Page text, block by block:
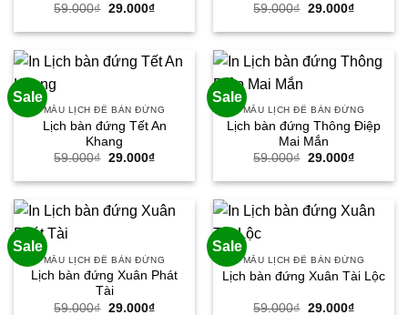
59.000₫ Giá
là:
29.000₫Giá
tại
29.000₫.
59.000₫ Giá
là:
29.000₫Giá
tại
29.000₫.
Sale
MẪU LỊCH ĐỂ BÀN ĐỨNG
Lịch bàn đứng Tết An
Khang
59.000₫ Giá
là:
29.000₫Giá
tại
29.000₫.
Sale
MẪU LỊCH ĐỂ BÀN ĐỨNG
Lịch bàn đứng Thông Điệp
Mai Mắn
59.000₫ Giá
là:
29.000₫Giá
tại
29.000₫.
Sale
MẪU LỊCH ĐỂ BÀN ĐỨNG
Lịch bàn đứng Xuân Phát
Tài
59.000₫ Giá
29.000₫Giá
Sale
MẪU LỊCH ĐỂ BÀN ĐỨNG
Lịch bàn đứng Xuân Tài Lộc
59.000₫ Giá
29.000₫Giá